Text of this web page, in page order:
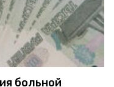
больной